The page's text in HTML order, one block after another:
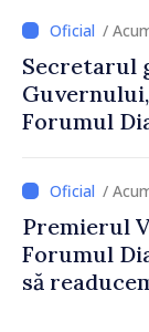
despre
al
/
Secretarul
Forumul
construi
puternice”
/
Premierul
Forumul
să